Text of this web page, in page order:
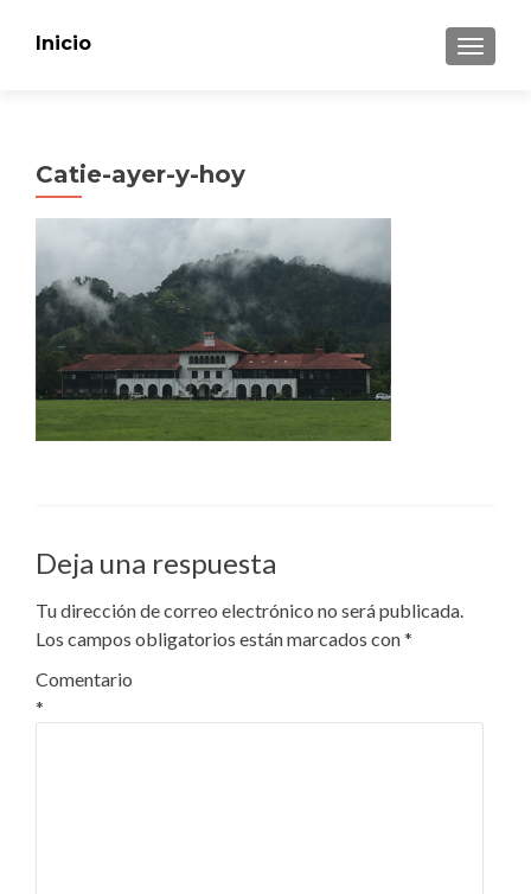
Inicio
Catie-ayer-y-hoy
Deja una respuesta
Tu dirección de correo electrónico no será publicada.
Los campos obligatorios están marcados con*
Comentario
*